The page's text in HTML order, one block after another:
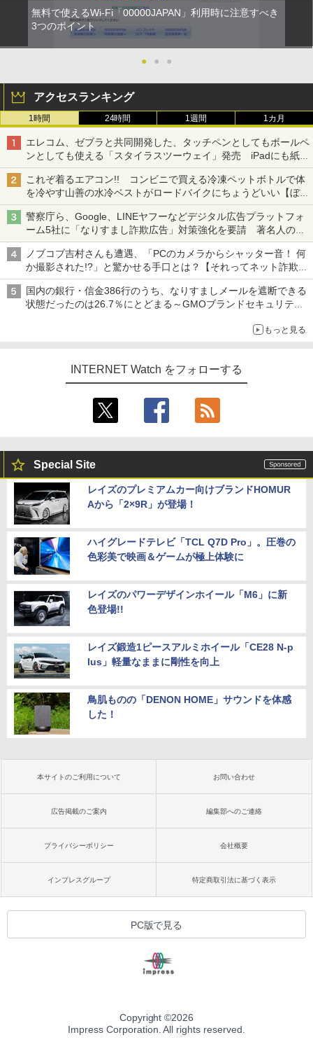
無料で使えるWi-Fi「00000JAPAN」利用時に注意すべき
3つのポイント
● ● ●
アクセスランキング
1時間 24時間 1週間 1カ月
エレコム、ゼブラと共同開発した、タッチペンとしてもボールペ
ンとしても使える「スタイラスツーウェイ」発売 iPadにも紙に
も、持ち替えずに書き込める
これぞ着るエアコン!! コンビニで買える冷凍ペットボトルで体
を冷やす山善の水冷ベストがロードバイクにちょうどいい【ぼっ
ち・ざ・ろーど！その14】【空いた時間でなにしてる？】
警察庁ら、Google、LINEヤフーなどデジタル広告プラットフォ
ーム5社に「なりすまし詐欺広告」対策強化を要請 著名人の写
真や映像を使った投資詐欺などへの対策として
ノブコブ吉村さんも遭遇、「PCのカメラからシャッター音！ 何
か撮影された!?」と驚かせる手口とは？【それってネット詐欺で
すよ！】
国内の銀行・信金386行のうち、なりすましメールを遮断できる
状態だったのは26.7％にとどまる～GMOブランドセキュリティ
もっと見る
INTERNET Watch をフォローする
Special Site
レイズのプレミアムカー向けブランドHOMUR
Aから「2×9R」が登場！
ハイグレードテレビ「TCL Q7D Pro」。圧巻の
色彩美で映画＆ゲームが極上体験に
レイズのパワーデザインホイール「M6」に新
色登場!!
レイズ鍛造1ピースアルミホイール「CE28 N-p
lus」軽量なままに剛性を向上
鳥肌ものの「DENON HOME」サウンドを体感
した！
本サイトのご利用について お問い合わせ
広告掲載のご案内 編集部へのご連絡
プライバシーポリシー 会社概要
インプレスグループ 特定商取引法に基づく表示
PC版で見る
Copyright ©2026
Impress Corporation. All rights reserved.